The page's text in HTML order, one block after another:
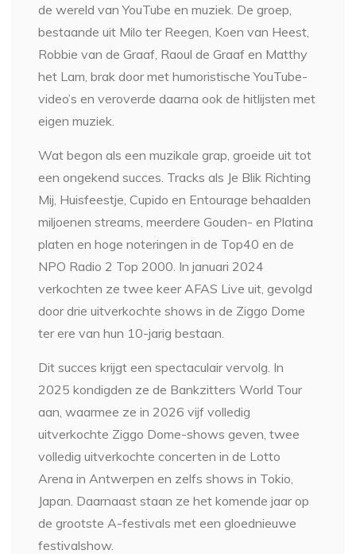
de wereld van YouTube en muziek. De groep,
bestaande uit Milo ter Reegen, Koen van Heest,
Robbie van de Graaf, Raoul de Graaf en Matthy
het Lam, brak door met humoristische YouTube-
video’s en veroverde daarna ook de hitlijsten met
eigen muziek.
Wat begon als een muzikale grap, groeide uit tot
een ongekend succes. Tracks als Je Blik Richting
Mij, Huisfeestje, Cupido en Entourage behaalden
miljoenen streams, meerdere Gouden- en Platina
platen en hoge noteringen in de Top40 en de
NPO Radio 2 Top 2000. In januari 2024
verkochten ze twee keer AFAS Live uit, gevolgd
door drie uitverkochte shows in de Ziggo Dome
ter ere van hun 10-jarig bestaan.
Dit succes krijgt een spectaculair vervolg. In
2025 kondigden ze de Bankzitters World Tour
aan, waarmee ze in 2026 vijf volledig
uitverkochte Ziggo Dome-shows geven, twee
volledig uitverkochte concerten in de Lotto
Arena in Antwerpen en zelfs shows in Tokio,
Japan. Daarnaast staan ze het komende jaar op
de grootste A-festivals met een gloednieuwe
festivalshow.